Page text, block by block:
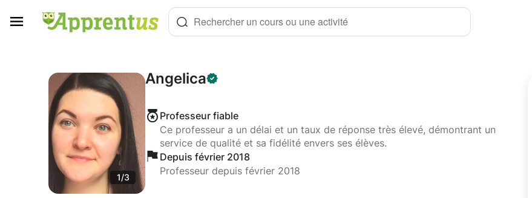
Rechercher un cours ou une activité
1/3
Angelica
Professeur fiable
Ce professeur a un délai et un taux de réponse très élevé, démontrant un
service de qualité et sa fidélité envers ses élèves.
Depuis février 2018
Professeur depuis février 2018